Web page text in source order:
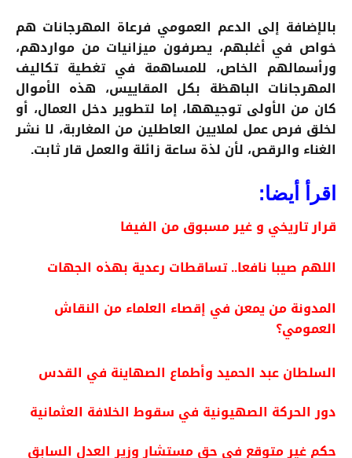
بالإضافة إلى الدعم العمومي فرعاة المهرجانات هم
خواص في أغلبهم، يصرفون ميزانيات من مواردهم،
ورأسمالهم الخاص، للمساهمة في تغطية تكاليف
المهرجانات الباهظة بكل المقاييس، هذه الأموال
كان من الأولى توجيهها، إما لتطوير دخل العمال، أو
لخلق فرص عمل لملايين العاطلين من المغاربة، لا نشر
الغناء والرقص، لأن لذة ساعة زائلة والعمل قار ثابت.
اقرأ أيضا:
قرار تاريخي و غير مسبوق من الفيفا
اللهم صيبا نافعا.. تساقطات رعدية بهذه الجهات
المدونة من يمعن في إقصاء العلماء من النقاش
العمومي؟
السلطان عبد الحميد وأطماع الصهاينة في القدس
دور الحركة الصهيونية في سقوط الخلافة العثمانية
حكم غير متوقع في حق مستشار وزير العدل السابق